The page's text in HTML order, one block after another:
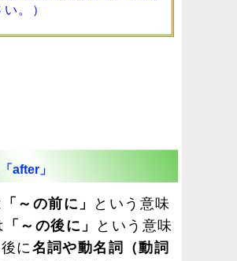
。）
after」
「～の前に」
という意味
「～の後に」
という意味
に名詞や動名詞（動詞